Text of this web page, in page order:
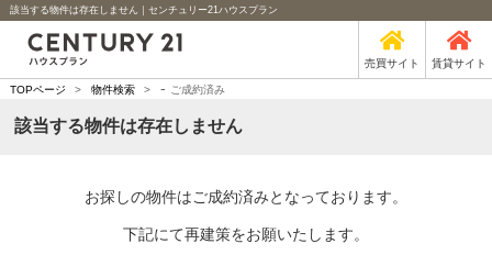
該当する物件は存在しません｜センチュリー21ハウスプラン
売買サイト 賃貸サイト
TOPページ > 物件検索 > - ご成約済み
該当する物件は存在しません
お探しの物件はご成約済みとなっております。
下記にて再建策をお願いたします。